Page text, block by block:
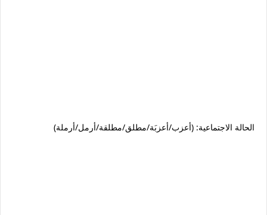
الحالة الاجتماعية: (أعزب/أعزبَة/مطلق/مطلقة/أرمل/أرملة)